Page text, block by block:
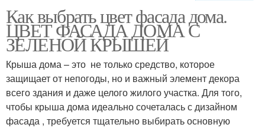
Окна на восток Окна в окна
Квартиры с южными
окнами
Квартиры с северными
окнами
Как выбрать цвет фасада дома.
ЦВЕТ ФАСАДА ДОМА С
ЗЕЛЕНОЙ КРЫШЕЙ
Крыша дома – это не только средство, которое
защищает от непогоды, но и важный элемент декора
всего здания и даже целого жилого участка. Для того,
чтобы крыша дома идеально сочеталась с дизайном
фасада , требуется тщательно выбирать основную